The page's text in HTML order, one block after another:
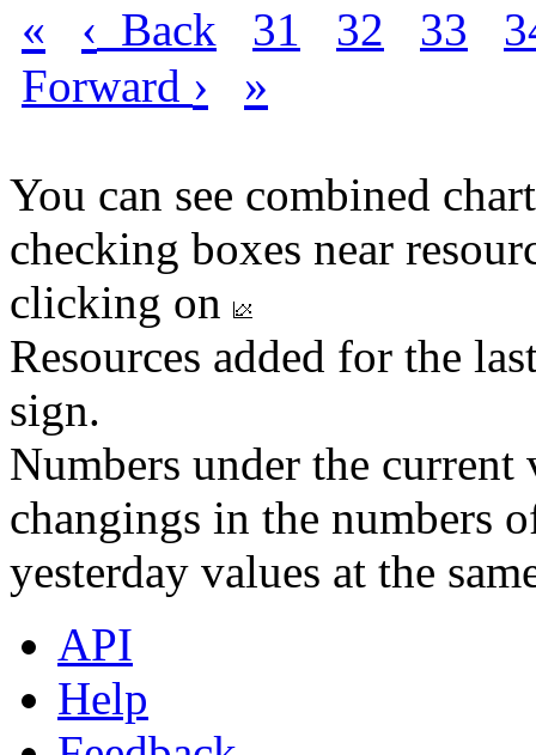
« ‹ Back 31 32 33
Forward › »
You can see combined
checking boxes near
clicking on
Resources added for the
sign.
Numbers under the
changings in the numbers
yesterday values at the
API
Help